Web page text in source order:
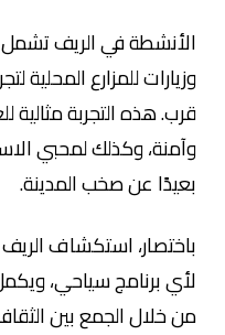
الأنشطة في الريف
وزيارات للمزارع المحلية
قرب. هذه التجربة مثالية
وآمنة، وكذلك لمحبي
بعيدًا عن صخب المدينة.
باختصار، استكشاف
لأي برنامج سياحي،
من خلال الجمع بين